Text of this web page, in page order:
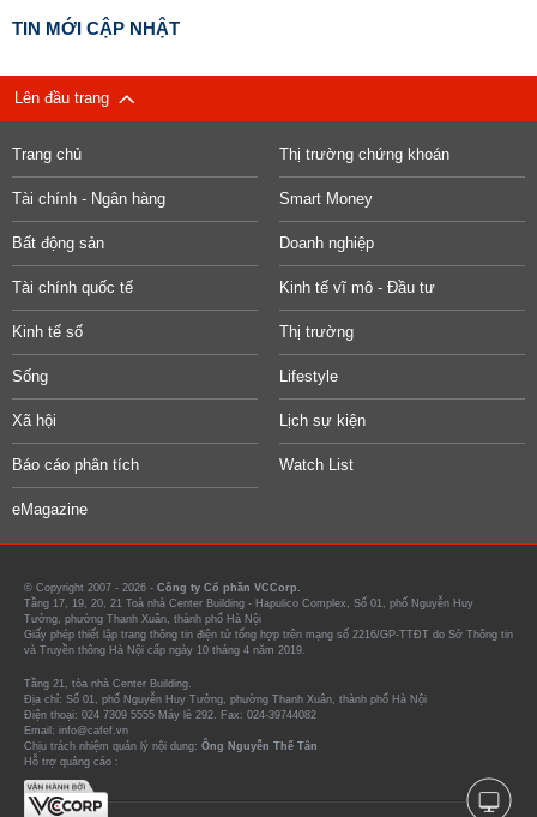
TIN MỚI CẬP NHẬT
Lên đầu trang
Trang chủ Thị trường chứng khoán
Tài chính - Ngân hàng Smart Money
Bất động sản Doanh nghiệp
Tài chính quốc tế Kinh tế vĩ mô - Đầu tư
Kinh tế số Thị trường
Sống Lifestyle
Xã hội Lịch sự kiện
Báo cáo phân tích Watch List
eMagazine
© Copyright 2007 - 2026 - Công ty Cổ phần VCCorp.
Tầng 17, 19, 20, 21 Toà nhà Center Building - Hapulico Complex, Số 01, phố Nguyễn Huy
Tưởng, phường Thanh Xuân, thành phố Hà Nội
Giấy phép thiết lập trang thông tin điện tử tổng hợp trên mạng số 2216/GP-TTĐT do Sở Thông tin
và Truyền thông Hà Nội cấp ngày 10 tháng 4 năm 2019.
Tầng 21, tòa nhà Center Building.
Địa chỉ: Số 01, phố Nguyễn Huy Tưởng, phường Thanh Xuân, thành phố Hà Nội
Điện thoại: 024 7309 5555 Máy lẻ 292. Fax: 024-39744082
Email: info@cafef.vn
Chịu trách nhiệm quản lý nội dung: Ông Nguyễn Thế Tân
Hỗ trợ quảng cáo :